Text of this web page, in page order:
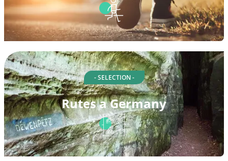
- SELECTION -
Rutes a Germany